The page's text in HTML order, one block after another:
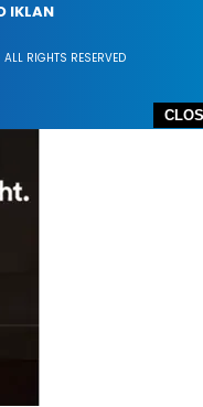
IKLAN
RIGHTS RESERVED